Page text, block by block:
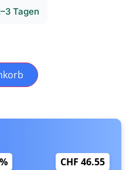
Tagen
CHF 46.55